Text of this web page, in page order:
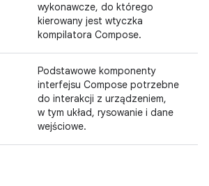
wykonawcze, do którego
kierowany jest wtyczka
kompilatora Compose.
Podstawowe komponenty
interfejsu Compose potrzebne
do interakcji z urządzeniem,
w tym układ, rysowanie i dane
wejściowe.